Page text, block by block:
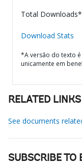
Total
Download Stats
*A versão do texto
unicamente em
RELATED LINKS
See documents
SUBSCRIBE TO